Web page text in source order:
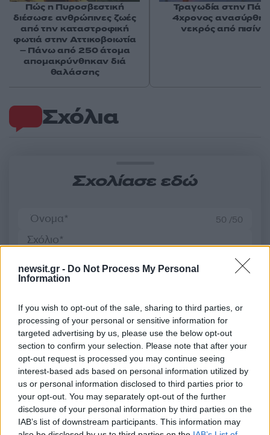
newsit.gr - Do Not Process My Personal
Information
If you wish to opt-out of the sale, sharing to third parties, or
processing of your personal or sensitive information for
targeted advertising by us, please use the below opt-out
section to confirm your selection. Please note that after your
opt-out request is processed you may continue seeing
interest-based ads based on personal information utilized by
us or personal information disclosed to third parties prior to
your opt-out. You may separately opt-out of the further
disclosure of your personal information by third parties on the
IAB’s list of downstream participants. This information may
Σχόλια
Σχολίασε εδώ
50 /50
Υποβολή σχολίου
Όροι Χρήσης
. Το site προστατεύεται από reCAPTCHA, ισχύουν
Πολιτική Απορρήτου&Όροι Χρήσης της Google.
Κόσμος
ΕΚΡΗΚΤΙΚΑ
ΚΤΙΡΙΟ
Share:
Πώς η Πυροσβεστική
διέσωσε ανθρώπινες ζωές
από την καταστροφική
φωτιά στην Αττικοβοιωτία
– Πάνω από 250 άτομα
απομακρύνθηκαν διά
θαλάσσης
Τραγωδία στην
4χρονος
νεκρός από πισίνα